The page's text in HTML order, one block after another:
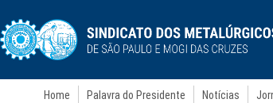
Home Palavra do Presidente Notícias